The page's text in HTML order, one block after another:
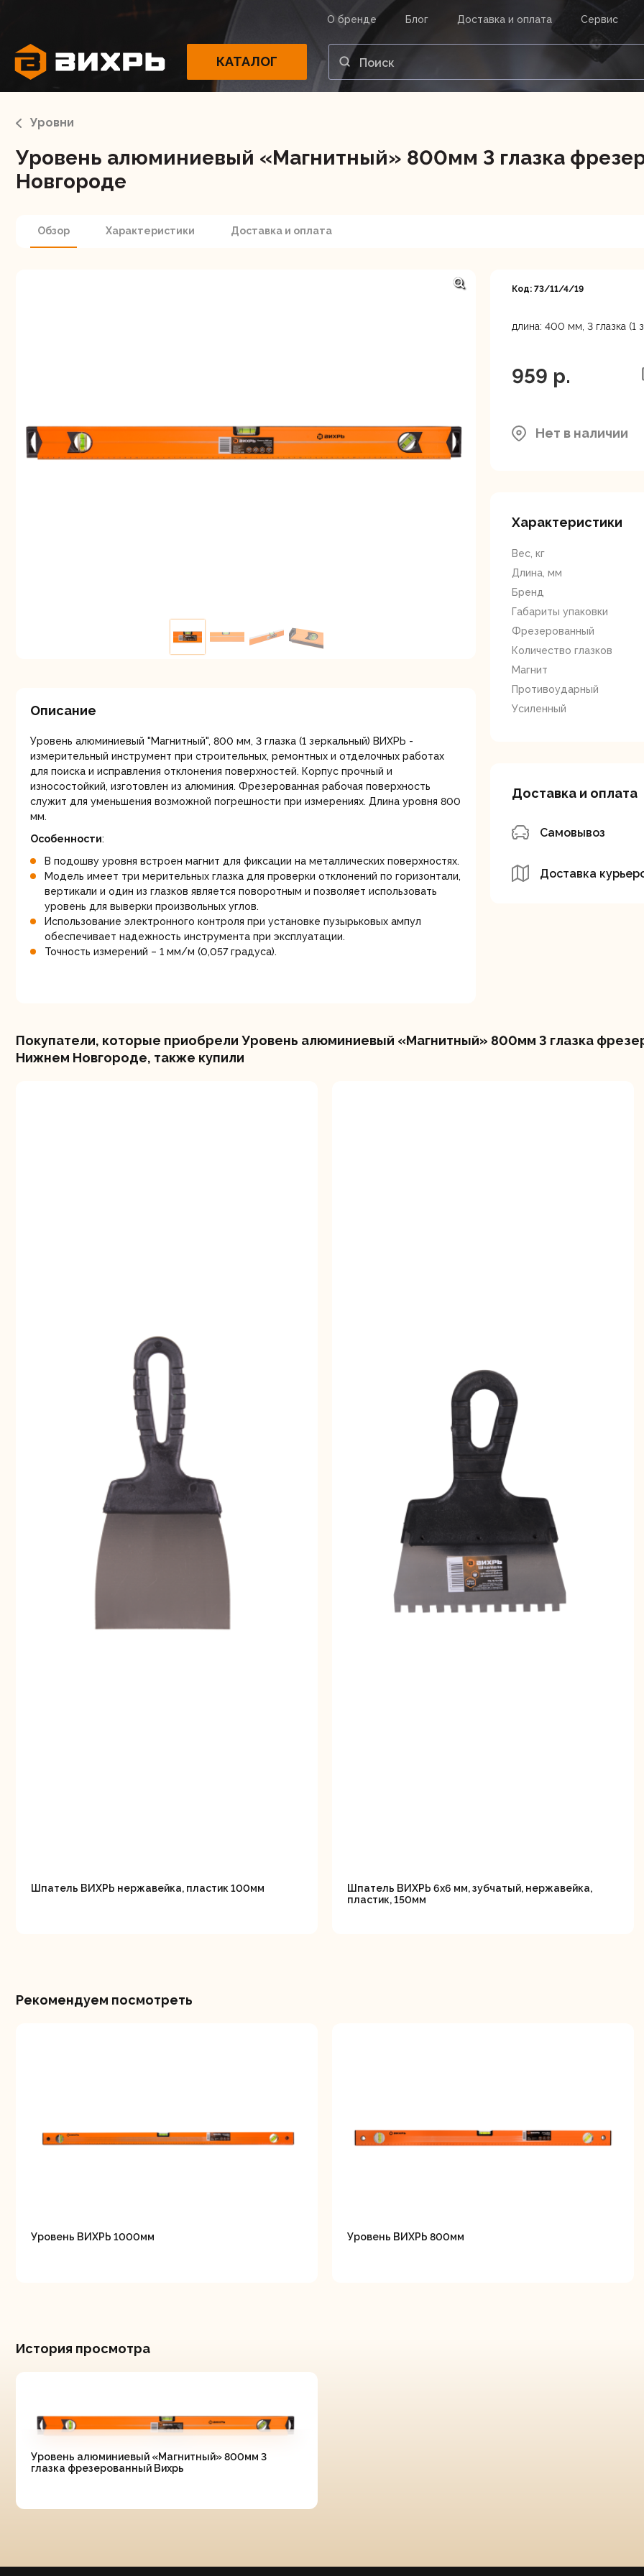
О бренде Блог Доставка и оплата Сервис
КАТАЛОГ
Свернуть
Насосы
Граверы
Отбойные
молотки
Отрезные пилы Перфораторы
Рубанки
шуруповерты
Торцовочные
пилы
СВЕРНУТЬ
Уровни
Уровень алюминиевый «Магнитный» 800мм 3 глазка
Новгороде
Обзор Характеристики Доставка и оплата
Описание
Уровень алюминиевый "Магнитный", 800 мм, 3 глазка (1 зеркальный) ВИХРЬ -
измерительный инструмент при строительных, ремонтных и отделочных работах
для поиска и исправления отклонения поверхностей. Корпус прочный и
износостойкий, изготовлен из алюминия. Фрезерованная рабочая поверхность
служит для уменьшения возможной погрешности при измерениях. Длина уровня 800
мм.
Особенности:
В подошву уровня встроен магнит для фиксации на металлических поверхностях.
Модель имеет три мерительных глазка для проверки отклонений по горизонтали,
вертикали и один из глазков является поворотным и позволяет использовать
уровень для выверки произвольных углов.
Использование электронного контроля при установке пузырьковых ампул
обеспечивает надежность инструмента при эксплуатации.
Точность измерений – 1 мм/м (0,057 градуса).
Код: 73/11/4/19
длина: 400 мм, 3 глазка (1
959 p.
Нет в наличии
Характеристики
Вес, кг
Длина, мм
Бренд
Габариты упаковки
Фрезерованный
Количество глазков
Магнит
Противоударный
Усиленный
Доставка и оплата
Самовывоз
Доставка
Покупатели, которые приобрели Уровень алюминиевый «Магнитный» 800мм 3 глазка
Нижнем Новгороде, также купили
Шпатель ВИХРЬ нержавейка, пластик 100мм
Шпатель ВИХРЬ 6х6 мм, зубчатый, нержавейка,
пластик, 150мм
Рекомендуем посмотреть
Уровень ВИХРЬ 1000мм Уровень ВИХРЬ 800мм
История просмотра
Уровень алюминиевый «Магнитный» 800мм 3
глазка фрезерованный Вихрь
ВХОД